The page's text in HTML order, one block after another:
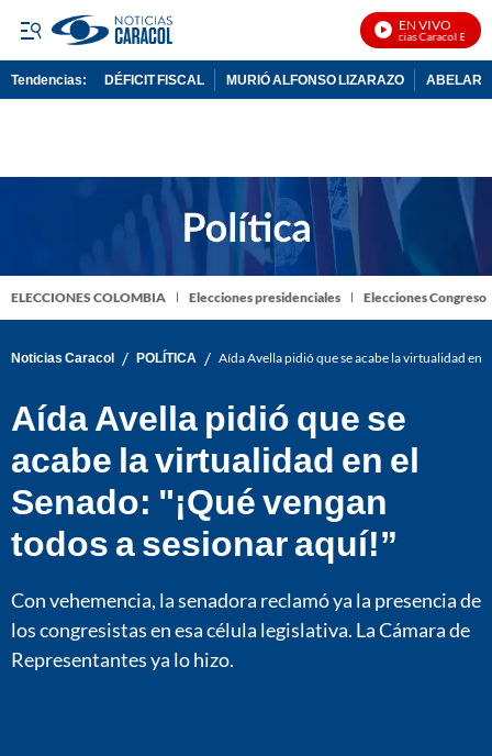
EN VIVO
Noticias Caracol En Vivo
Tendencias: DÉFICIT FISCAL MURIÓ ALFONSO LIZARAZO
ELECCIONES COLOMBIA Elecciones presidenciales Elecciones Congreso
Noticias Caracol / POLÍTICA / Aída Avella pidió que se acabe la virtualidad en
Aída Avella pidió que se
acabe la virtualidad en el
Senado: "¡Qué vengan
todos a sesionar aquí!”
Con vehemencia, la senadora reclamó ya la presencia de
los congresistas en esa célula legislativa. La Cámara de
Representantes ya lo hizo.